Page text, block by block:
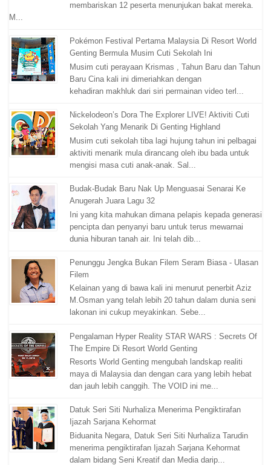
membariskan 12 peserta menunjukan bakat mereka.
M...
Pokémon Festival Pertama Malaysia Di Resort World
Genting Bermula Musim Cuti Sekolah Ini
Musim cuti perayaan Krismas , Tahun Baru dan Tahun
Baru Cina kali ini dimeriahkan dengan
kehadiran makhluk dari siri permainan video terl...
Nickelodeon’s Dora The Explorer LIVE! Aktiviti Cuti
Sekolah Yang Menarik Di Genting Highland
Musim cuti sekolah tiba lagi hujung tahun ini pelbagai
aktiviti menarik mula dirancang oleh ibu bada untuk
mengisi masa cuti anak-anak. Sal...
Budak-Budak Baru Nak Up Menguasai Senarai Ke
Anugerah Juara Lagu 32
Ini yang kita mahukan dimana pelapis kepada generasi
pencipta dan penyanyi baru untuk terus mewarnai
dunia hiburan tanah air. Ini telah dib...
Penunggu Jengka Bukan Filem Seram Biasa - Ulasan
Filem
Kelainan yang di bawa kali ini menurut penerbit Aziz
M.Osman yang telah lebih 20 tahun dalam dunia seni
lakonan ini cukup meyakinkan. Sebe...
Pengalaman Hyper Reality STAR WARS : Secrets Of
The Empire Di Resort World Genting
Resorts World Genting mengubah landskap realiti
maya di Malaysia dan dengan cara yang lebih hebat
dan jauh lebih canggih. The VOID ini me...
Datuk Seri Siti Nurhaliza Menerima Pengiktirafan
Ijazah Sarjana Kehormat
Biduanita Negara, Datuk Seri Siti Nurhaliza Tarudin
menerima pengiktirafan Ijazah Sarjana Kehormat
dalam bidang Seni Kreatif dan Media darip...